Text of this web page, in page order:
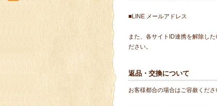
■LINE メールアドレス
また、各サイトID連携を解除し
ださい。
返品・交換について
お客様都合の場合はご容赦くだ